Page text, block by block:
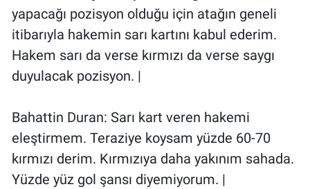
yapacağı pozisyon olduğu için atağın geneli
itibarıyla hakemin sarı kartını kabul ederim.
Hakem sarı da verse kırmızı da verse saygı
duyulacak pozisyon. |
Bahattin Duran: Sarı kart veren hakemi
eleştirmem. Teraziye koysam yüzde 60-70
kırmızı derim. Kırmızıya daha yakınım sahada.
Yüzde yüz gol şansı diyemiyorum. |